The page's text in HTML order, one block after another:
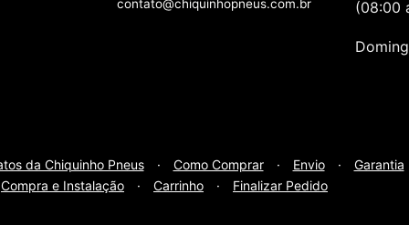
contato@chiquinhopneus.com.br
(08:00
da Chiquinho Pneus · Como Comprar · Envio · Garantia
Compra e Instalação
· Carrinho · Finalizar Pedido